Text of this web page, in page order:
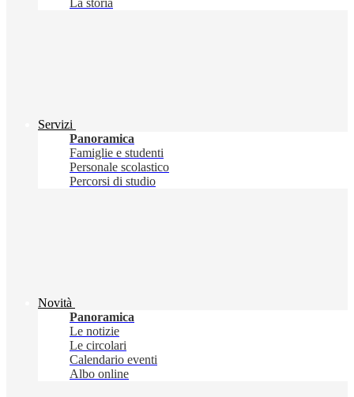
La storia
Servizi
Panoramica
Famiglie e studenti
Personale scolastico
Percorsi di studio
Novità
Panoramica
Le notizie
Le circolari
Calendario eventi
Albo online